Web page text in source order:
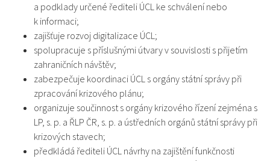
a podklady určené řediteli ÚCL ke schválení nebo
k informaci;
zajišťuje rozvoj digitalizace ÚCL;
spolupracuje s příslušnými útvary v souvislosti s přijetím
zahraničních návštěv;
zabezpečuje koordinaci ÚCL s orgány státní správy při
zpracování krizového plánu;
organizuje součinnost s orgány krizového řízení zejména s
LP, s. p. a ŘLP ČR, s. p. a ústředních orgánů státní správy při
krizových stavech;
předkládá řediteli ÚCL návrhy na zajištění funkčnosti